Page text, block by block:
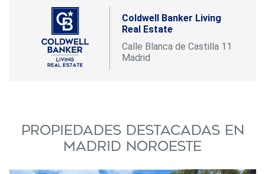
Coldwell Banker Living
Real Estate
Calle Blanca de Castilla 11
Madrid
Propiedades destacadas en
Madrid Noroeste